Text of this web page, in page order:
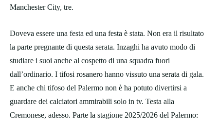
Manchester City, tre.
Doveva essere una festa ed una festa è stata. Non era il risultato
la parte pregnante di questa serata. Inzaghi ha avuto modo di
studiare i suoi anche al cospetto di una squadra fuori
dall’ordinario. I tifosi rosanero hanno vissuto una serata di gala.
E anche chi tifoso del Palermo non è ha potuto divertirsi a
guardare dei calciatori ammirabili solo in tv. Testa alla
Cremonese, adesso. Parte la stagione 2025/2026 del Palermo: